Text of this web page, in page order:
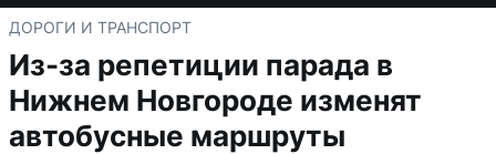
ДОРОГИ И ТРАНСПОРТ
Из-за репетиции парада в
Нижнем Новгороде изменят
автобусные маршруты